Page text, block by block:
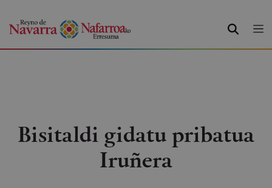
BILATU
Bisitaldi gidatu pribatua
Iruñera